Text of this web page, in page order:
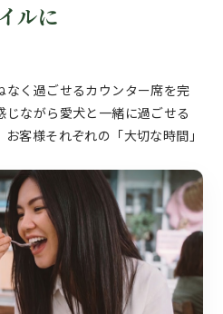
ルに
く過ごせるカウンター席を完
ながら愛犬と一緒に過ごせる
客様それぞれの「大切な時間」